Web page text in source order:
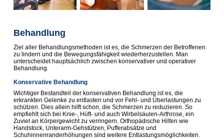
Behandlung
Ziel aller Behandlungsmethoden ist es, die Schmerzen der Betroffenen
zu lindern und die Bewegungsfähigkeit wiederherzustellen. Man
unterscheidet hauptsächlich zwischen konservativer und operativer
Behandlung.
Konservative Behandlung
Wichtiger Bestandteil der konservativen Behandlung ist es, die
erkrankten Gelenke zu entlasten und vor Fehl- und Überlastungen zu
schützen. Dies allein hilft schon, die Schmerzen zu reduzieren. So
empfiehlt sich bei Knie-, Hüft- und auch Wirbelsäulen-Arthrose, ein
Zuviel an Körpergewicht zu verringern. Orthopädische Hilfen wie
Handstock, Unterarm-Gehstützen, Pufferabsätze und
Schuhinnenranderhöhungen sind weitere Entlastungs­möglichkeiten.